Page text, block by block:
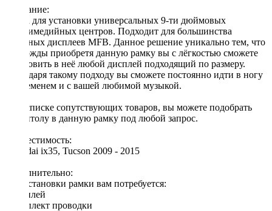
Описание:
Рамка для установки универсальных 9-ти дюймовых
мультимедийных центров. Подходит для большинства
овальных дисплеев MFB. Данное решение уникально тем, что
единожды приобретя данную рамку вы с лёгкостью сможете
установить в неё любой дисплей подходящий по размеру.
Благодаря такому подходу вы сможете постоянно идти в ногу
со временем и с вашей любимой музыкой.
[!] В списке сопутствующих товаров, вы можете подобрать
магнитолу в данную рамку под любой запрос.
Совместимость:
Hyundai ix35, Tucson 2009 - 2015
Дополнительно:
Для установки рамки вам потребуется:
◦ дисплей
◦ комплект проводки